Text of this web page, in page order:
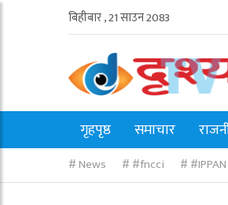
बिहीबार , 21 साउन 2083
गृहपृष्ठ समाचार
News #fncci #IPPAN